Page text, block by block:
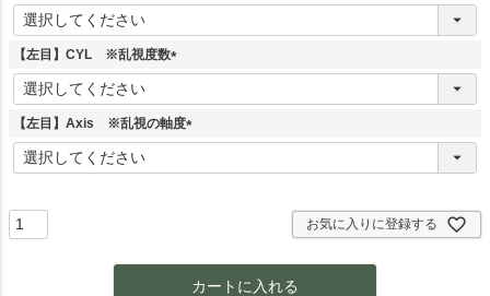
(
【左目】CYL ※乱視度数
(
須
【左目】Axis ※乱視の軸度
(
お気に入りに登録する
カートに入れる